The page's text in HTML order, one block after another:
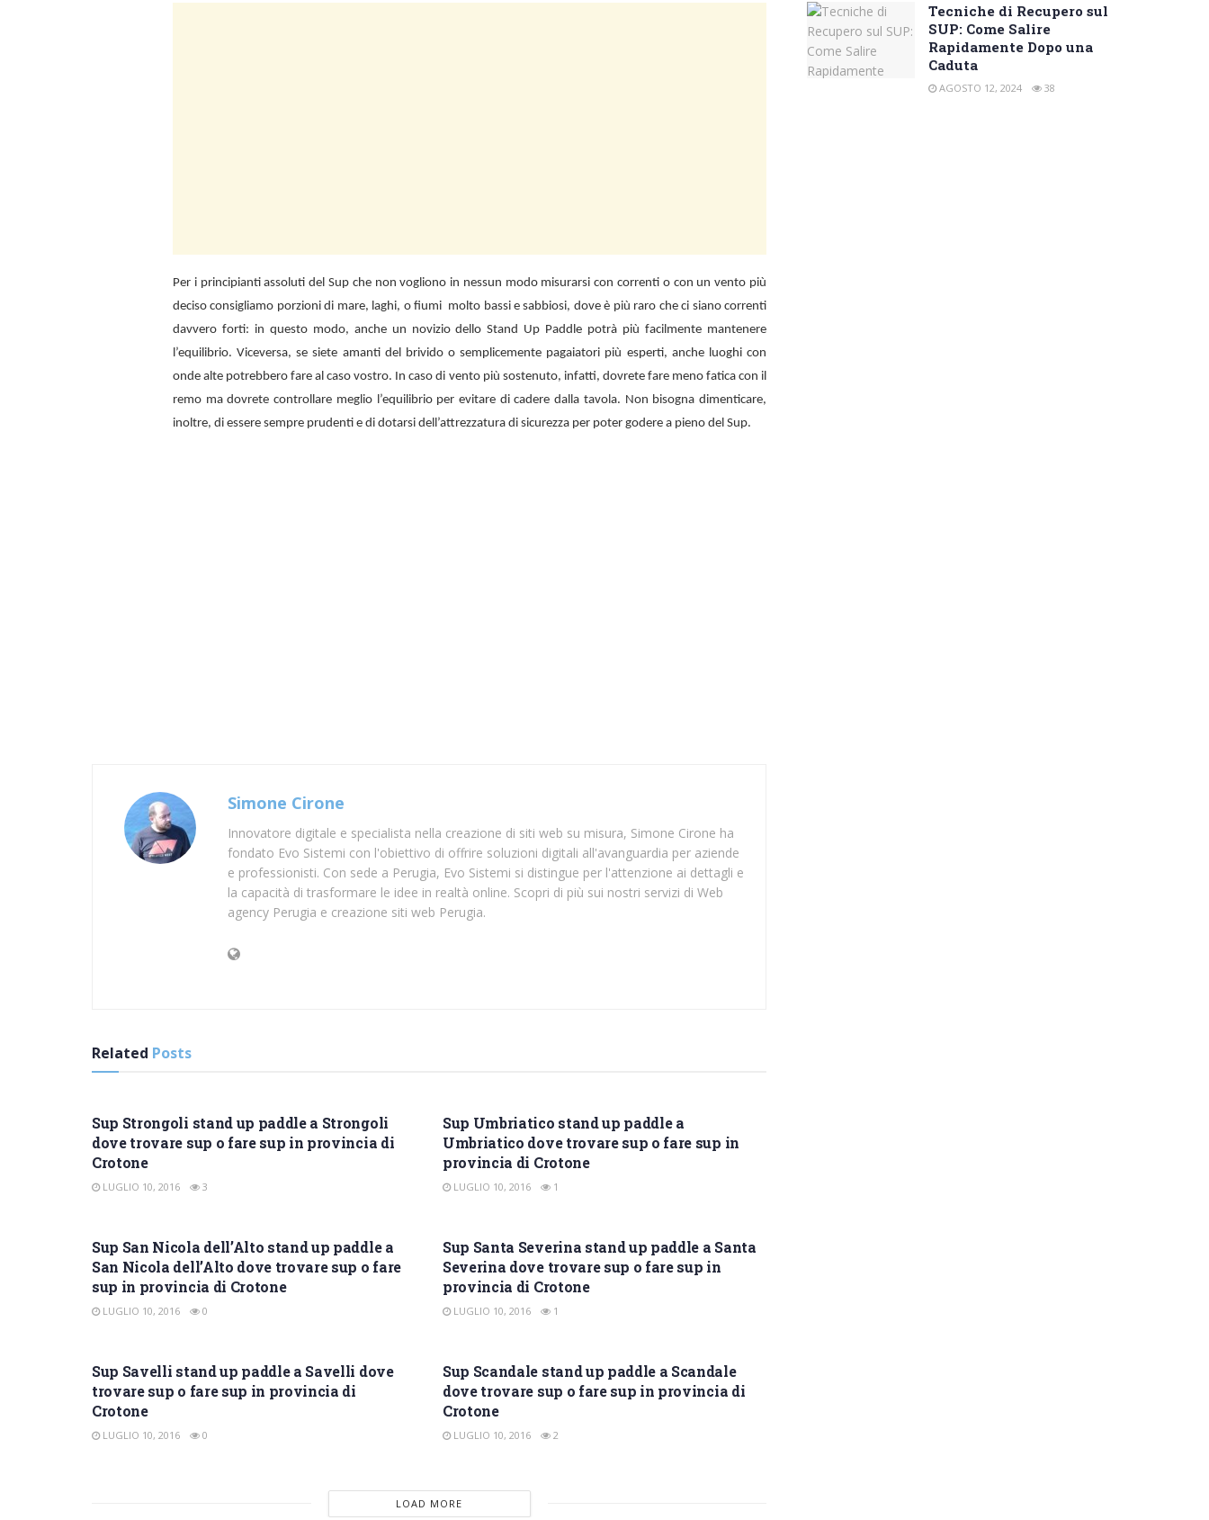
Per i principianti assoluti del Sup che non vogliono in nessun modo misurarsi con correnti o con un vento più
deciso consigliamo porzioni di mare, laghi, o fiumi molto bassi e sabbiosi, dove è più raro che ci siano correnti
davvero forti: in questo modo, anche un novizio delloStand Up Paddle potrà più facilmente mantenere
l’equilibrio. Viceversa, se siete amanti del brivido o semplicemente pagaiatori più esperti, anche luoghi con
onde alte potrebbero fare al caso vostro. In caso di vento più sostenuto, infatti, dovrete fare meno fatica con il
remo ma dovrete controllare meglio l’equilibrio per evitare di cadere dalla tavola. Non bisogna dimenticare,
inoltre, di essere sempre prudenti e di dotarsi dell’attrezzatura di sicurezza per poter godere a pieno del Sup.
Simone Cirone
Innovatore digitale e specialista nella creazione di siti web su misura, Simone Cirone ha
fondato Evo Sistemi con l'obiettivo di offrire soluzioni digitali all'avanguardia per aziende
e professionisti. Con sede a Perugia, Evo Sistemi si distingue per l'attenzione ai dettagli e
la capacità di trasformare le idee in realtà online. Scopri di più sui nostri servizi di Web
agency Perugia e creazione siti web Perugia.
Related Posts
Sup Strongoli stand up paddle a Strongoli
dove trovare sup o fare sup in provincia di
Crotone
LUGLIO 10, 2016 3
Sup Umbriatico stand up paddle a
Umbriatico dove trovare sup o fare sup in
provincia di Crotone
LUGLIO 10, 2016 1
Sup San Nicola dell’Alto stand up paddle a
San Nicola dell’Alto dove trovare sup o fare
sup in provincia di Crotone
LUGLIO 10, 2016 0
Sup Santa Severina stand up paddle a Santa
Severina dove trovare sup o fare sup in
provincia di Crotone
LUGLIO 10, 2016 1
Sup Savelli stand up paddle a Savelli dove
trovare sup o fare sup in provincia di
Crotone
LUGLIO 10, 2016 0
Sup Scandale stand up paddle a Scandale
dove trovare sup o fare sup in provincia di
Crotone
LUGLIO 10, 2016 2
LOAD MORE
Tecniche di Recupero sul
SUP: Come Salire
Rapidamente Dopo una
Caduta
AGOSTO 12, 2024 38